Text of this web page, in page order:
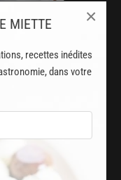
MIETTE
recettes inédites
dans votre
×
ACCESSIBLE !